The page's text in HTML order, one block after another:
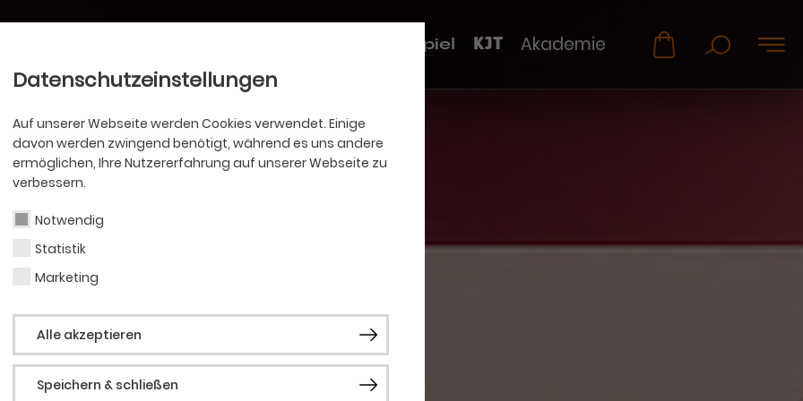
Datenschutzeinstellungen
Auf unserer Webseite werden Cookies verwendet. Einige
davon werden zwingend benötigt, während es uns andere
ermöglichen, Ihre Nutzererfahrung auf unserer Webseite zu
verbessern.
Notwendig
Statistik
Marketing
Alle akzeptieren
Speichern & schließen
Schauspiel KJT Akademie